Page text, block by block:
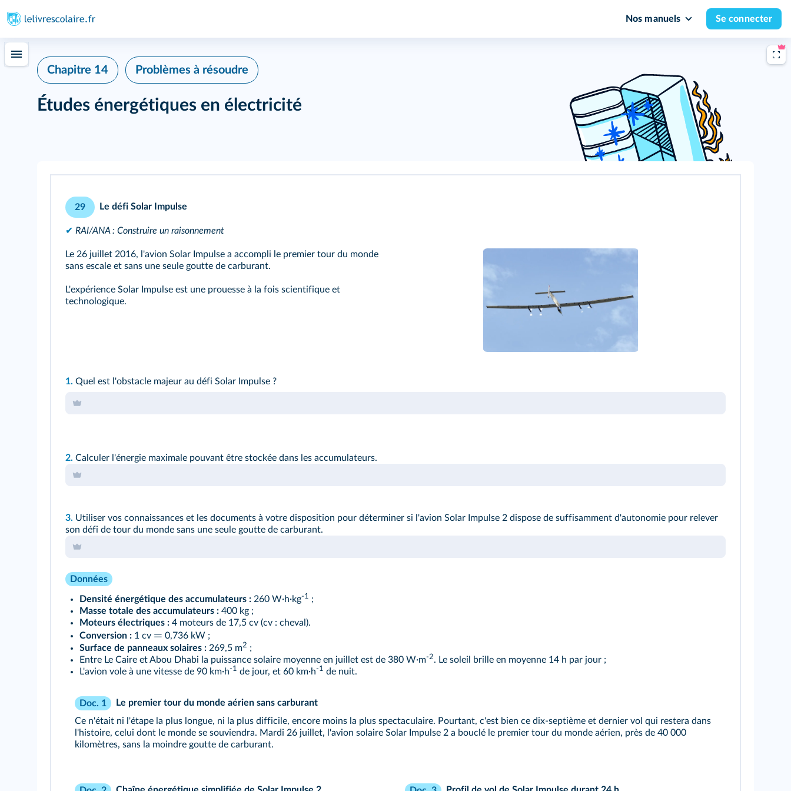
Nos manuels Se connecter
Chapitre 14 Problèmes à résoudre
Études énergétiques en électricité
29 Le défi Solar Impulse
✔ RAI/ANA : Construire un raisonnement
Le 26 juillet 2016, l'avion Solar Impulse a accompli le premier tour du monde
sans escale et sans une seule goutte de carburant.
L'expérience Solar Impulse est une prouesse à la fois scientifique et
technologique.
1. Quel est l'obstacle majeur au défi Solar Impulse ?
2. Calculer l'énergie maximale pouvant être stockée dans les accumulateurs.
3. Utiliser vos connaissances et les documents à votre disposition pour déterminer si l'avion Solar Impulse 2 dispose de suffisamment d'autonomie pour relever
son défi de tour du monde sans une seule goutte de carburant.
Données
Densité énergétique des accumulateurs : 260 W·h·kg‑1 ;
Masse totale des accumulateurs : 400 kg ;
Moteurs électriques : 4 moteurs de 17,5 cv (cv : cheval).
Conversion : 1 cv = 0,736 kW ;
Surface de panneaux solaires : 269,5 m2 ;
Entre Le Caire et Abou Dhabi la puissance solaire moyenne en juillet est de 380 W·m-2. Le soleil brille en moyenne 14 h par jour ;
L'avion vole à une vitesse de 90 km·h-1 de jour, et 60 km·h-1 de nuit.
Doc. 1
Le premier tour du monde aérien sans carburant
Ce n'était ni l'étape la plus longue, ni la plus difficile, encore moins la plus spectaculaire. Pourtant, c'est bien ce dix-septième et dernier vol qui restera dans
l'histoire, celui dont le monde se souviendra. Mardi 26 juillet, l'avion solaire Solar Impulse 2 a bouclé le premier tour du monde aérien, près de 40 000
kilomètres, sans la moindre goutte de carburant.